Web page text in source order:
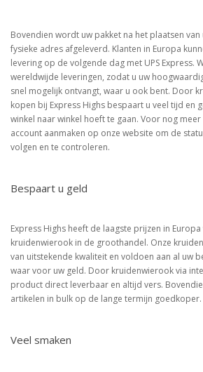
Bovendien wordt uw pakket na het plaatsen
fysieke adres afgeleverd. Klanten in Europa
levering op de volgende dag met UPS Express.
wereldwijde leveringen, zodat u uw
snel mogelijk ontvangt, waar u ook bent. Door
kopen bij Express Highs bespaart u veel tijd en
winkel naar winkel hoeft te gaan. Voor nog meer
account aanmaken op onze website om de
volgen en te controleren.
Bespaart u geld
Express Highs heeft de laagste prijzen in
kruidenwierook in de groothandel. Onze
van uitstekende kwaliteit en voldoen aan al uw
waar voor uw geld. Door kruidenwierook via
product direct leverbaar en altijd vers.
artikelen in bulk op de lange termijn goedkoper.
Veel smaken